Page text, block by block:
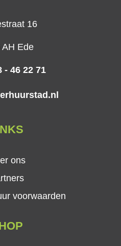
16
AH Ede
- 46 22 71
ons
voorwaarden